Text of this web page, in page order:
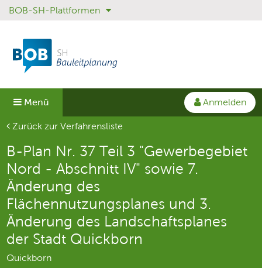
Sprungmenü
Direkt
Hauptnavigation
springen
Direkt
Inhalt
springen
BOB-SH-Plattformen
Menü
Anmelden
Aktuelle Seite
Zurück zur Verfahrensliste
B-Plan Nr. 37 Teil 3 "Gewerbegebiet
Nord - Abschnitt IV" sowie 7.
Änderung des
Flächennutzungsplanes und 3.
Änderung des Landschaftsplanes
der Stadt Quickborn
Quickborn